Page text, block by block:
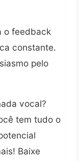
o feedback
constante.
pelo
vocal?
tem tudo o
Baixe